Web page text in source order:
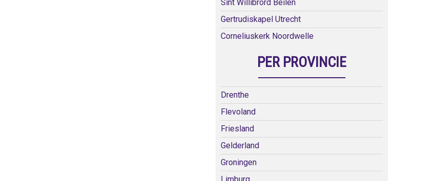
Sint Willibrord Beilen
Gertrudiskapel Utrecht
Corneliuskerk Noordwelle
PER PROVINCIE
Drenthe
Flevoland
Friesland
Gelderland
Groningen